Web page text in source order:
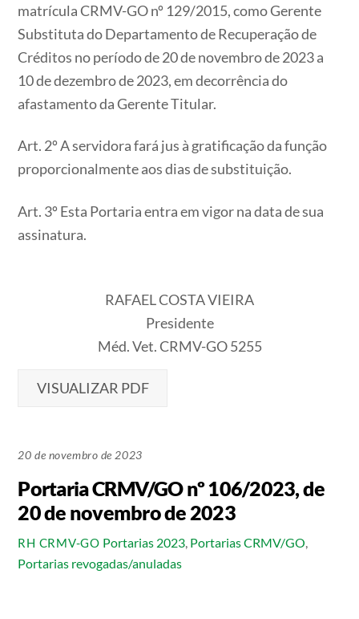
matrícula CRMV-GO nº 129/2015, como Gerente
Substituta do Departamento de Recuperação de
Créditos no período de 20 de novembro de 2023 a
10 de dezembro de 2023, em decorrência do
afastamento da Gerente Titular.
Art. 2º A servidora fará jus à gratificação da função
proporcionalmente aos dias de substituição.
Art. 3º Esta Portaria entra em vigor na data de sua
assinatura.
RAFAEL COSTA VIEIRA
Presidente
Méd. Vet. CRMV-GO 5255
VISUALIZAR PDF
20 de novembro de 2023
Portaria CRMV/GO nº 106/2023, de
20 de novembro de 2023
RH CRMV-GO Portarias 2023, Portarias CRMV/GO,
Portarias revogadas/anuladas